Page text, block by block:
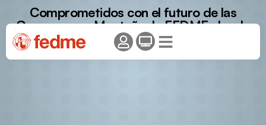
Comprometidos con el futuro de las
Carreras por Montaña: la FEDME abre la
convocatoria oficial para el calendario
2026